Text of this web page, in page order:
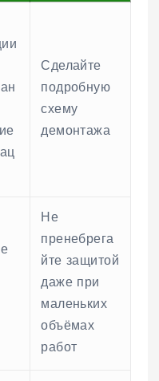
Сделайте
подробную
схему
демонтажа
Не
пренебрега
йте защитой
даже при
маленьких
объёмах
работ